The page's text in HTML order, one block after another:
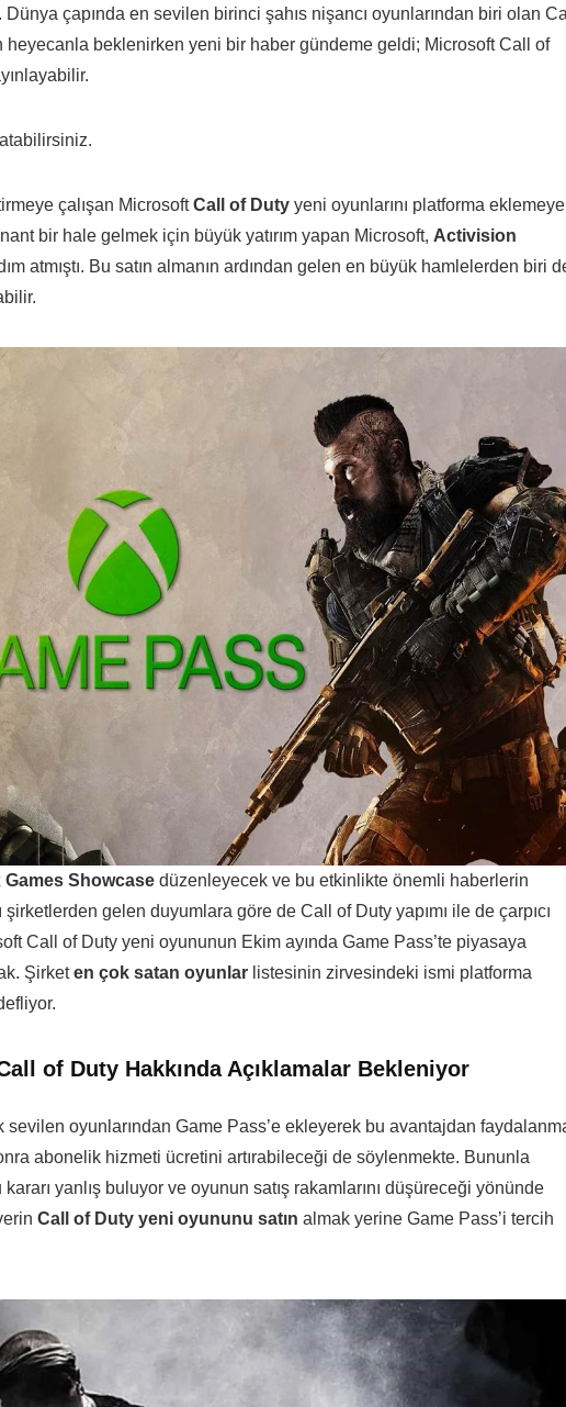
çapında en sevilen birinci şahıs nişancı oyunlarından biri olan
heyecanla beklenirken yeni bir haber gündeme geldi; Microsoft Call of
çalışan MicrosoftCall of Duty yeni oyunlarını platforma eklemeye
bir hale gelmek için büyük yatırım yapan Microsoft, Activision
atmıştı. Bu satın almanın ardından gelen en büyük hamlelerden biri
Games Showcase düzenleyecek ve bu etkinlikte önemli haberlerin
gelen duyumlara göre de Call of Duty yapımı ile de çarpıcı
Call of Duty yeni oyununun Ekim ayında Game Pass’te piyasaya
Şirketen çok satan oyunlar listesinin zirvesindeki ismi platforma
of Duty Hakkında Açıklamalar Bekleniyor
sevilen oyunlarından Game Pass’e ekleyerek bu avantajdan
abonelik hizmeti ücretini artırabileceği de söylenmekte. Bununla
yanlış buluyor ve oyunun satış rakamlarını düşüreceği yönünde
Call of Duty yeni oyununu satın almak yerine Game Pass’i tercih